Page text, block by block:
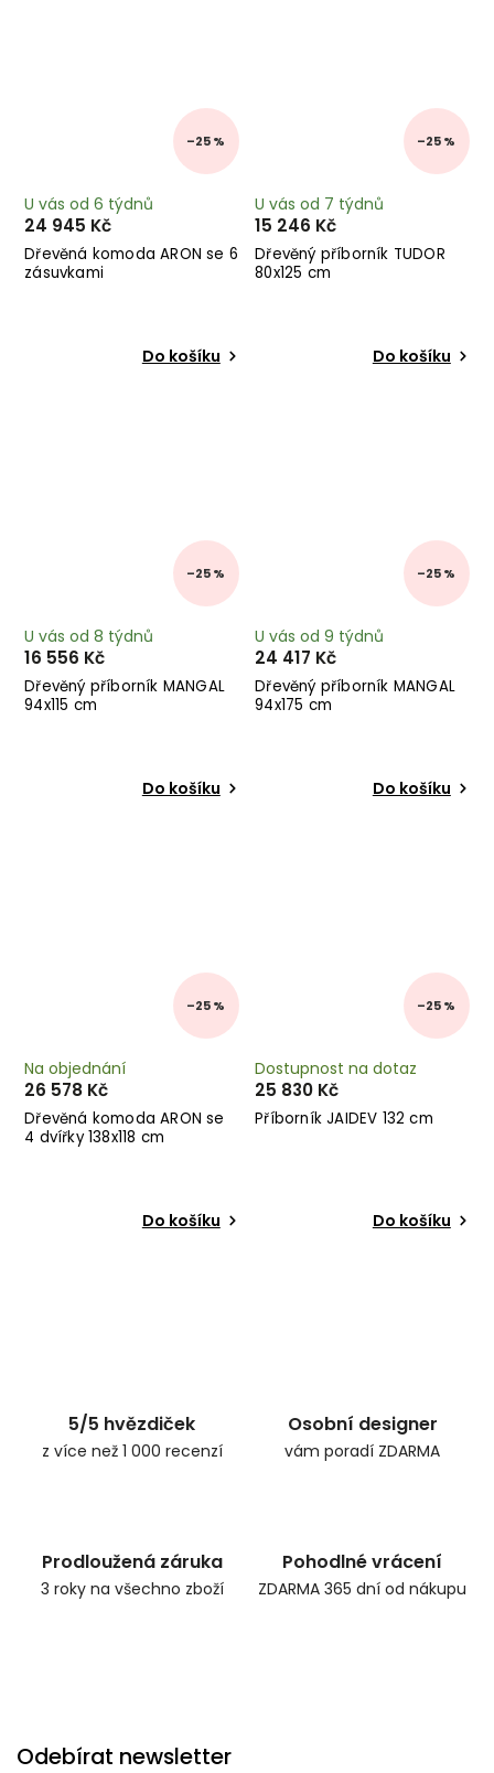
–25 %
Dřevěná komoda ARON se 6
zásuvkami
U vás od 6 týdnů
24 945 Kč
Do košíku
–25 %
Dřevěný příborník TUDOR
80x125 cm
U vás od 7 týdnů
15 246 Kč
Do košíku
–25 %
Dřevěný příborník MANGAL
94x115 cm
U vás od 8 týdnů
16 556 Kč
Do košíku
–25 %
Dřevěný příborník MANGAL
94x175 cm
U vás od 9 týdnů
24 417 Kč
Do košíku
–25 %
Dřevěná komoda ARON se
4 dvířky 138x118 cm
Na objednání
26 578 Kč
Do košíku
–25 %
Příborník JAIDEV 132 cm
Dostupnost na dotaz
25 830 Kč
Do košíku
5/5 hvězdiček
z více než 1 000 recenzí
Osobní designer
vám poradí ZDARMA
Prodloužená záruka
3 roky na všechno zboží
Pohodlné vrácení
ZDARMA 365 dní od nákupu
Odebírat newsletter